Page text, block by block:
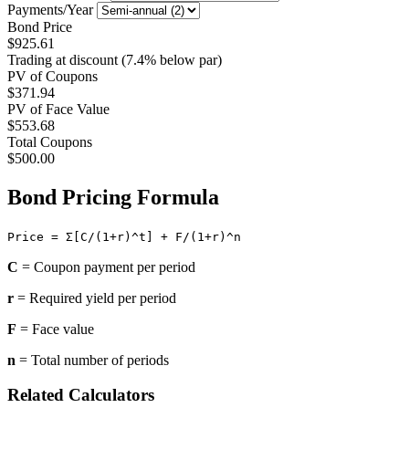
Payments/Year
Bond Price
$925.61
Trading at discount (7.4% below par)
PV of Coupons
$371.94
PV of Face Value
$553.68
Total Coupons
$500.00
Bond Pricing Formula
Price = Σ[C/(1+r)^t] + F/(1+r)^n
C = Coupon payment per period
r = Required yield per period
F = Face value
n = Total number of periods
Related Calculators